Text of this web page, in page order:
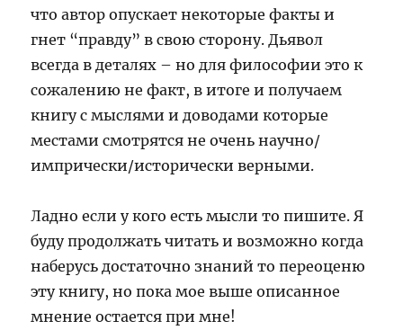
что автор опускает некоторые факты и
гнет “правду” в свою сторону. Дьявол
всегда в деталях – но для философии это к
сожалению не факт, в итоге и получаем
книгу с мыслями и доводами которые
местами смотрятся не очень научно/
импрически/исторически верными.
Ладно если у кого есть мысли то пишите. Я
буду продолжать читать и возможно когда
наберусь достаточно знаний то переоценю
эту книгу, но пока мое выше описанное
мнение остается при мне!